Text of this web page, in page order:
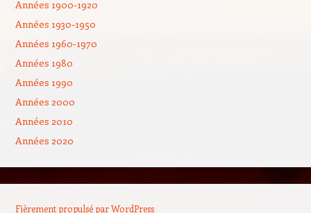
Années 1900-1920
Années 1930-1950
Années 1960-1970
Années 1980
Années 1990
Années 2000
Années 2010
Années 2020
Fièrement propulsé par WordPress